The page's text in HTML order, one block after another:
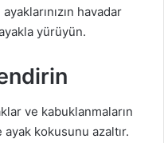
havadar
yürüyün.
ve kabuklanmaların
kokusunu azaltır.